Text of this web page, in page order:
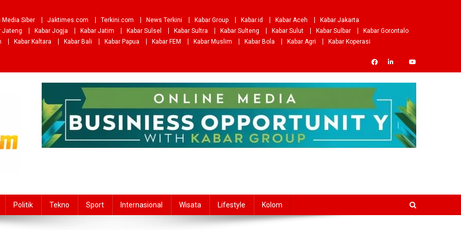
Media Siber Jaktimes.com Terkini.com News Terkini Kabar Group Kabar.id Kabar Aceh
Kabar Jakarta
Jateng Kabar Jogja Kabar Jatim Kabar Sulsel Kabar Sultra Kabar Sulteng Kabar Sulut Kabar Sulbar
Kabar Gorontalo
Kabar Kaltara Kabar Bali Kabar Papua Kabar FEM Kabar Muslim Kabar Bola Kabar Agri
Kabar Koperasi
Politik Tekno Sport Internasional Wisata Lifestyle Kolom